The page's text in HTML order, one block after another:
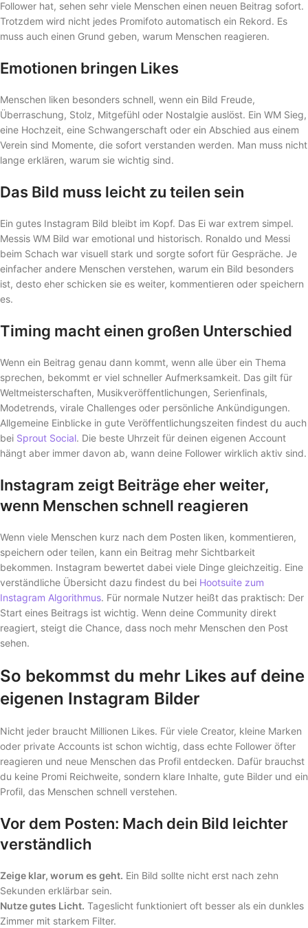
Follower hat, sehen sehr viele Menschen einen neuen Beitrag sofort.
Trotzdem wird nicht jedes Promifoto automatisch ein Rekord. Es
muss auch einen Grund geben, warum Menschen reagieren.
Emotionen bringen Likes
Menschen liken besonders schnell, wenn ein Bild Freude,
Überraschung, Stolz, Mitgefühl oder Nostalgie auslöst. Ein WM Sieg,
eine Hochzeit, eine Schwangerschaft oder ein Abschied aus einem
Verein sind Momente, die sofort verstanden werden. Man muss nicht
lange erklären, warum sie wichtig sind.
Das Bild muss leicht zu teilen sein
Ein gutes Instagram Bild bleibt im Kopf. Das Ei war extrem simpel.
Messis WM Bild war emotional und historisch. Ronaldo und Messi
beim Schach war visuell stark und sorgte sofort für Gespräche. Je
einfacher andere Menschen verstehen, warum ein Bild besonders
ist, desto eher schicken sie es weiter, kommentieren oder speichern
es.
Timing macht einen großen Unterschied
Wenn ein Beitrag genau dann kommt, wenn alle über ein Thema
sprechen, bekommt er viel schneller Aufmerksamkeit. Das gilt für
Weltmeisterschaften, Musikveröffentlichungen, Serienfinals,
Modetrends, virale Challenges oder persönliche Ankündigungen.
Allgemeine Einblicke in gute Veröffentlichungszeiten findest du auch
bei Sprout Social. Die beste Uhrzeit für deinen eigenen Account
hängt aber immer davon ab, wann deine Follower wirklich aktiv sind.
Instagram zeigt Beiträge eher weiter,
wenn Menschen schnell reagieren
Wenn viele Menschen kurz nach dem Posten liken, kommentieren,
speichern oder teilen, kann ein Beitrag mehr Sichtbarkeit
bekommen. Instagram bewertet dabei viele Dinge gleichzeitig. Eine
verständliche Übersicht dazu findest du bei Hootsuite zum
Instagram Algorithmus. Für normale Nutzer heißt das praktisch: Der
Start eines Beitrags ist wichtig. Wenn deine Community direkt
reagiert, steigt die Chance, dass noch mehr Menschen den Post
sehen.
So bekommst du mehr Likes auf deine
eigenen Instagram Bilder
Nicht jeder braucht Millionen Likes. Für viele Creator, kleine Marken
oder private Accounts ist schon wichtig, dass echte Follower öfter
reagieren und neue Menschen das Profil entdecken. Dafür brauchst
du keine Promi Reichweite, sondern klare Inhalte, gute Bilder und ein
Profil, das Menschen schnell verstehen.
Vor dem Posten: Mach dein Bild leichter
verständlich
Zeige klar, worum es geht. Ein Bild sollte nicht erst nach zehn
Sekunden erklärbar sein.
Nutze gutes Licht. Tageslicht funktioniert oft besser als ein dunkles
Zimmer mit starkem Filter.